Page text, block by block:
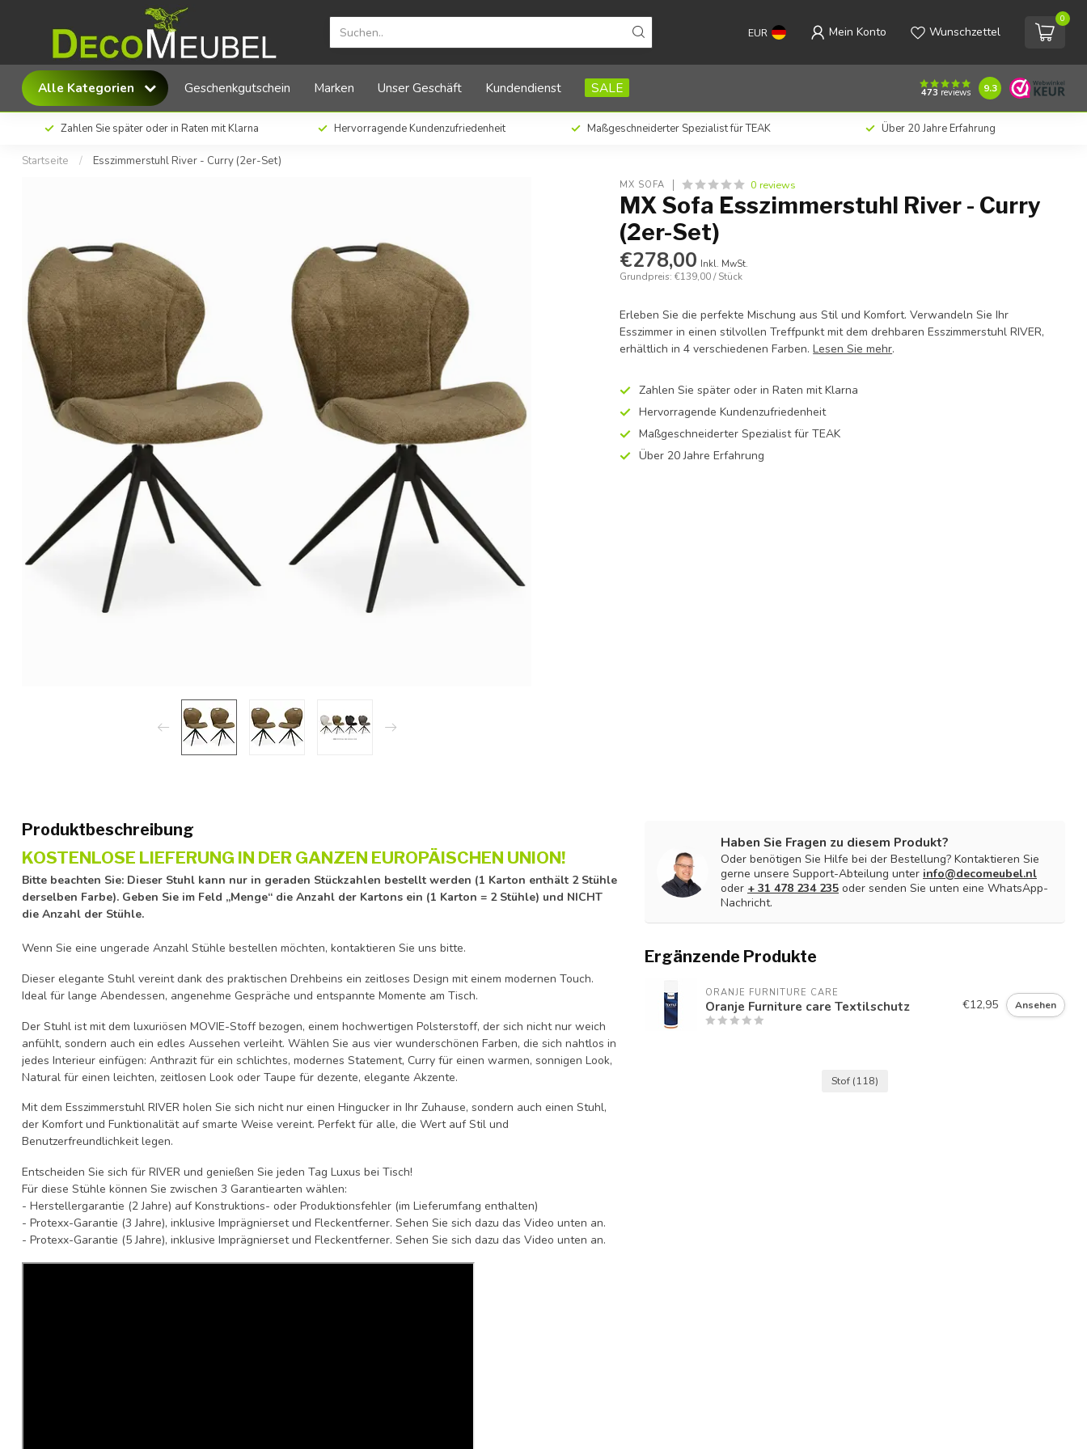
EUR Mein Konto Wunschzettel
0
Alle Kategorien Geschenkgutschein Marken Unser Geschäft Kundendienst SALE 473 reviews 9.3
Zahlen Sie später oder in Raten mit Klarna Hervorragende Kundenzufriedenheit Maßgeschneiderter Spezialist für TEAK Über 20 Jahre Erfahrung
Startseite / Esszimmerstuhl River - Curry (2er-Set)
MX Sofa Esszimmerstuhl River - Curry (2er-Set)
MX SOFA 0 reviews
MX Sofa Esszimmerstuhl River - Curry
(2er-Set)
€278,00 Inkl. MwSt.
Grundpreis: €139,00 / Stück
Erleben Sie die perfekte Mischung aus Stil und Komfort. Verwandeln Sie Ihr
Esszimmer in einen stilvollen Treffpunkt mit dem drehbaren Esszimmerstuhl RIVER,
erhältlich in 4 verschiedenen Farben.Lesen Sie mehr.
Zahlen Sie später oder in Raten mit Klarna
Hervorragende Kundenzufriedenheit
Maßgeschneiderter Spezialist für TEAK
Über 20 Jahre Erfahrung
Produktbeschreibung
KOSTENLOSE LIEFERUNG IN DER GANZEN EUROPÄISCHEN UNION!
Bitte beachten Sie: Dieser Stuhl kann nur in geraden Stückzahlen bestellt werden (1 Karton enthält 2 Stühle
derselben Farbe). Geben Sie im Feld „Menge“ die Anzahl der Kartons ein (1 Karton = 2 Stühle) und NICHT
die Anzahl der Stühle.
Wenn Sie eine ungerade Anzahl Stühle bestellen möchten, kontaktieren Sie uns bitte.
Dieser elegante Stuhl vereint dank des praktischen Drehbeins ein zeitloses Design mit einem modernen Touch.
Ideal für lange Abendessen, angenehme Gespräche und entspannte Momente am Tisch.
Der Stuhl ist mit dem luxuriösen MOVIE-Stoff bezogen, einem hochwertigen Polsterstoff, der sich nicht nur weich
anfühlt, sondern auch ein edles Aussehen verleiht. Wählen Sie aus vier wunderschönen Farben, die sich nahtlos in
jedes Interieur einfügen: Anthrazit für ein schlichtes, modernes Statement, Curry für einen warmen, sonnigen Look,
Natural für einen leichten, zeitlosen Look oder Taupe für dezente, elegante Akzente.
Mit dem Esszimmerstuhl RIVER holen Sie sich nicht nur einen Hingucker in Ihr Zuhause, sondern auch einen Stuhl,
der Komfort und Funktionalität auf smarte Weise vereint. Perfekt für alle, die Wert auf Stil und
Benutzerfreundlichkeit legen.
Entscheiden Sie sich für RIVER und genießen Sie jeden Tag Luxus bei Tisch!
Für diese Stühle können Sie zwischen 3 Garantiearten wählen:
- Herstellergarantie (2 Jahre) auf Konstruktions- oder Produktionsfehler (im Lieferumfang enthalten)
- Protexx-Garantie (3 Jahre), inklusive Imprägnierset und Fleckentferner. Sehen Sie sich dazu das Video unten an.
- Protexx-Garantie (5 Jahre), inklusive Imprägnierset und Fleckentferner. Sehen Sie sich dazu das Video unten an.
Haben Sie Fragen zu diesem Produkt?
Oder benötigen Sie Hilfe bei der Bestellung? Kontaktieren Sie
gerne unsere Support-Abteilung unter info@decomeubel.nl
oder + 31 478 234 235 oder senden Sie unten eine WhatsApp-
Nachricht.
Ergänzende Produkte
ORANJE FURNITURE CARE
Oranje Furniture care Textilschutz €12,95 Ansehen
Stof (118)